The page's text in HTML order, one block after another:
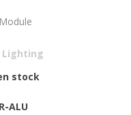
Lighting
stock
ALU